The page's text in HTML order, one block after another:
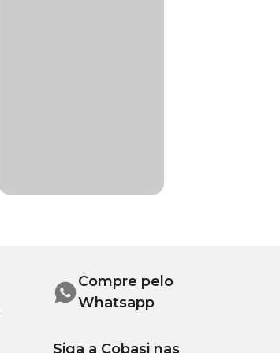
Compre pelo
Whatsapp
Siga a Cobasi nas